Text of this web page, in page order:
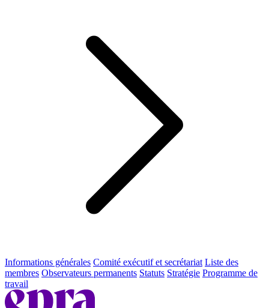
Informations générales Comité exécutif et secrétariat Liste des
membres Observateurs permanents Statuts Stratégie Programme de
travail